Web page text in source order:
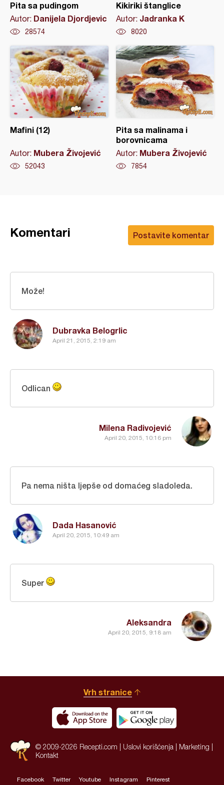
Pita sa pudingom
Autor: Danijela Djordjevic
28574
Kikiriki štanglice
Autor: Jadranka K
8020
Mafini (12)
Autor: Mubera Živojević
52043
Pita sa malinama i
borovnicama
Autor: Mubera Živojević
7854
Postavite komentar
Komentari
Dubravka Belogrlic
April 21, 2015, 2:19 am
Može!
Milena Radivojević
April 20, 2015, 10:16 pm
Odlican
Dada Hasanović
April 20, 2015, 10:49 am
Pa nema ništa ljepše od domaćeg sladoleda.
Aleksandra
April 20, 2015, 9:18 am
Super
Vrh stranice
© 2009-2026 Recepti.com | Uslovi korišćenja Marketing
Kontakt
Facebook Twitter Youtube Instagram Pinterest